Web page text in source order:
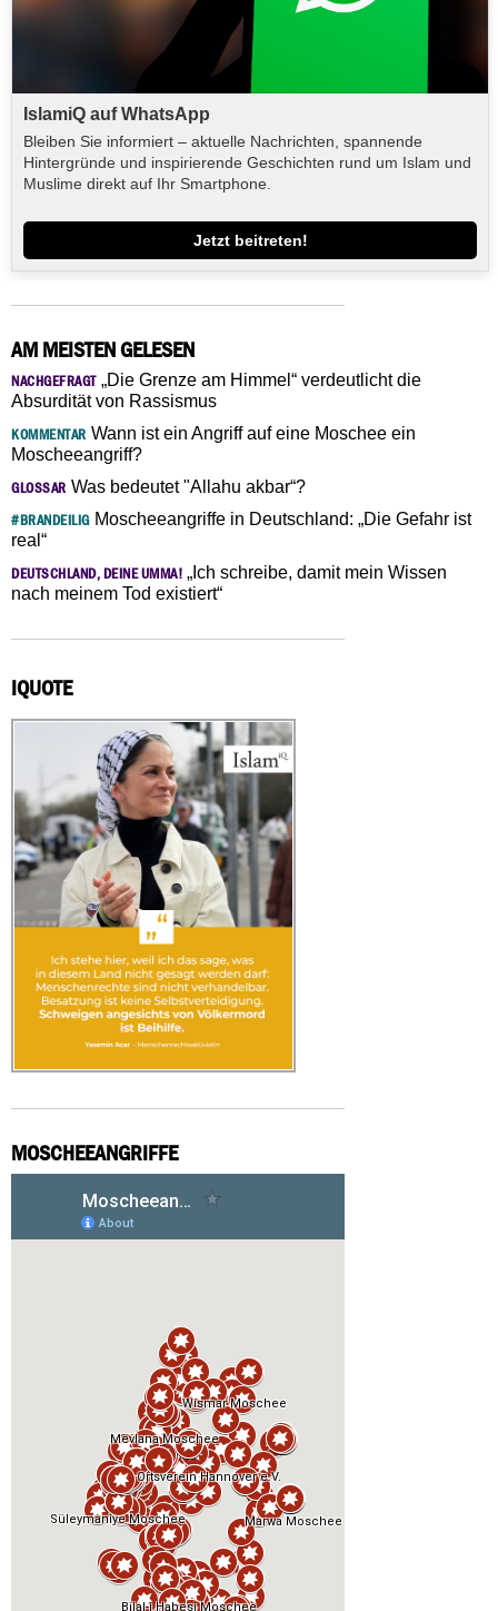
IslamiQ auf WhatsApp
Bleiben Sie informiert – aktuelle Nachrichten, spannende
Hintergründe und inspirierende Geschichten rund um Islam und
Muslime direkt auf Ihr Smartphone.
Jetzt beitreten!
AM MEISTEN GELESEN
NACHGEFRAGT„Die Grenze am Himmel“ verdeutlicht die
Absurdität von Rassismus
KOMMENTAR Wann ist ein Angriff auf eine Moschee ein
Moscheeangriff?
GLOSSAR Was bedeutet "Allahu akbar“?
#BRANDEILIGMoscheeangriffe in Deutschland: „Die Gefahr ist
real“
DEUTSCHLAND, DEINE UMMA! „Ich schreibe, damit mein Wissen
nach meinem Tod existiert“
IQUOTE
MOSCHEEANGRIFFE